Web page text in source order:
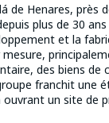
de Henares, près
plus de 30
et la
mesure,
des biens
franchit une
un site de